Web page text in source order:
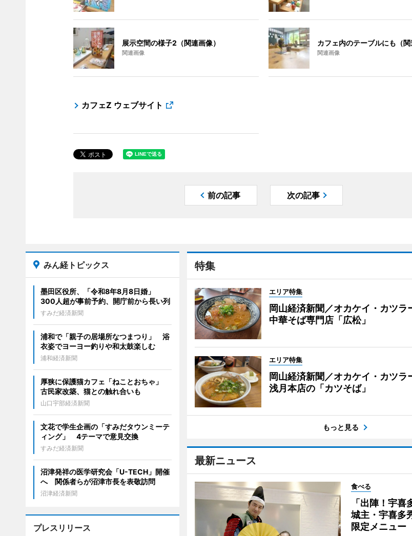
展示空間の様子2（関連画像）
関連画像
カフェ内のテーブルにも（関
関連画像
カフェZ ウェブサイト
前の記事 次の記事
特集
エリア特集
岡山経済新聞／オカケイ・カツ
中華そば専門店「広松」
エリア特集
岡山経済新聞／オカケイ・カツ
浅月本店の「カツそば」
もっと見る
最新ニュース
食べる
「出陣！宇
城主・宇喜多
限定メニュー
みん経トピックス
墨田区役所、「令和8年8月8日婚」
300人超が事前予約、開庁前から長い列
すみだ経済新聞
浦和で「親子の居場所なつまつり」 浴
衣姿でヨーヨー釣りや和太鼓楽しむ
浦和経済新聞
厚狭に保護猫カフェ「ねことおちゃ」
古民家改築、猫との触れ合いも
山口宇部経済新聞
文花で学生企画の「すみだタウンミーテ
ィング」 4テーマで意見交換
すみだ経済新聞
沼津発祥の医学研究会「U-TECH」開催
へ 関係者らが沼津市長を表敬訪問
沼津経済新聞
プレスリリース